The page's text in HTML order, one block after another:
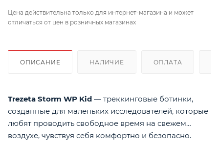
Цена действительна только для интернет-магазина и может
отличаться от цен в розничных магазинах
ОПИСАНИЕ НАЛИЧИЕ ОПЛАТА
Trezeta Storm WP Kid — треккинговые ботинки,
созданные для маленьких исследователей, которые
любят проводить свободное время на свежем
воздухе, чувствуя себя комфортно и безопасно.